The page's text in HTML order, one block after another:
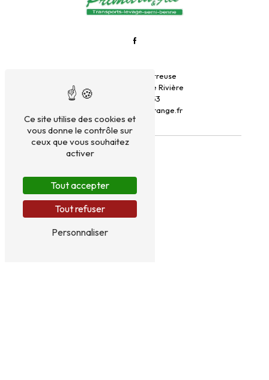
1115 route de chartreuse
38134 Saint-Joseph de Rivière
06 48 62 38 53
jeremy.primard@orange.fr
PLAN DU SITE
Accueil
Transport
Levage
Location palonnier
Camion grue
Ce site utilise des cookies et
vous donne le contrôle sur
ceux que vous souhaitez
activer
Tout accepter
Tout refuser
Personnaliser